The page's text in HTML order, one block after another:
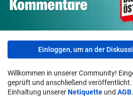
Einloggen, um an der
Willkommen in unserer Community!
geprüft und anschließend
Einhaltung unsererNetiquette und AGB